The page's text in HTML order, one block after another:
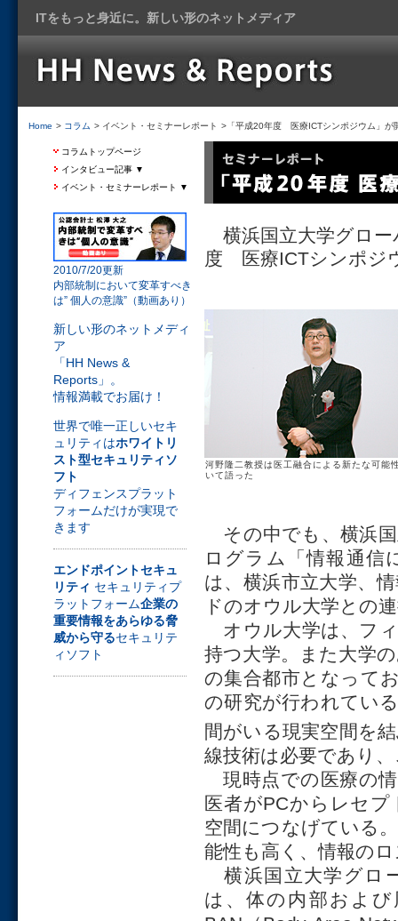
ITをもっと身近に。新しい形のネットメディア
Home > コラム > イベント・セミナーレポート >「平成20年度 医療ICTシンポジウム」が
コラムトップページ
インタビュー記事 ▼
イベント・セミナーレポート ▼
2010/7/20更新
内部統制において変革すべき
は” 個人の意識”（動画あり）
新しい形のネットメディ
ア
「HH News &
Reports」。
情報満載でお届け！
世界で唯一正しいセキ
ュリティはホワイトリ
スト型セキュリティソ
フト
ディフェンスプラット
フォームだけが実現で
きます
エンドポイントセキュ
リティ セキュリティプ
ラットフォーム企業の
重要情報をあらゆる脅
威から守るセキュリテ
ィソフト
横浜国立大学グロー
度 医療ICTシンポジ
河野隆二教授は医工融合による新たな可能
いて語った
その中でも、横浜
ログラム「情報通信
は、横浜市立大学、
ドのオウル大学との
オウル大学は、フ
持つ大学。また大学
の集合都市となって
の研究が行われてい
間がいる現実空間を
線技術は必要であり
現時点での医療の
医者がPCからレセ
空間につなげている
能性も高く、情報の
横浜国立大学グロ
は、体の内部およ